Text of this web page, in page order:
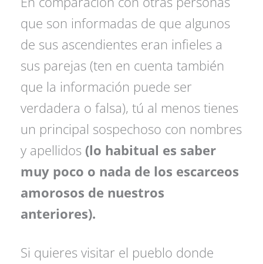
que son informadas de que algunos
de sus ascendientes eran infieles a
sus parejas (ten en cuenta también
que la información puede ser
verdadera o falsa), tú al menos tienes
un principal sospechoso con nombres
y apellidos (lo habitual es saber
muy poco o nada de los escarceos
amorosos de nuestros
anteriores).
Si quieres visitar el pueblo donde